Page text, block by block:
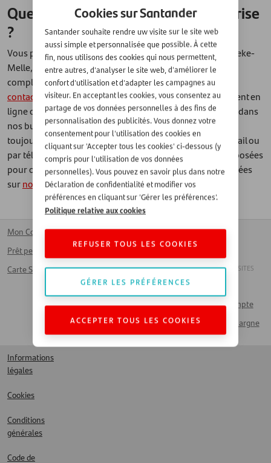
Quelle est l'adresse de votre entreprise
?
Vous pouvez trouver notre bureau en Belgique à Merelbeke-
Melle, au Guldensporenpark 81. Pour obtenir l'adresse
complète et l'itinéraire, veuillez consulternotre page de
contact
. Nous traitons toutes les demandes de financement en
ligne ou par téléphone. Vous ne pouvez pas vous rendre dans
nos bureaux pour obtenir un financement. Vous pouvez
toujours poser des questions sur le financement par e-mail ou
par téléphone ou consulter les questions fréquemment posées
pour obtenir une réponse. Vous trouverez nos coordonnées
surnotre page de contact.
Mon Compte
Prêt personnel
Carte Santander
Nos agences
Collaborer avec
Travailler chez
Santander
Contact
Homepage
Nederlands
ANDERE SANTANDER SITES
Sur Mon Compte
Produits d’épargne
Informations
légales
Cookies
Conditions
générales
Code de
Cookies sur Santander
Santander souhaite rendre uw visite sur le site web
aussi simple et personnalisée que possible. À cette
fin, nous utilisons des cookies qui nous permettent,
entre autres, d'analyser le site web, d'améliorer le
confort d'utilisation et d'adapter les campagnes au
visiteur. En acceptant les cookies, vous consentez au
partage de vos données personnelles à des fins de
personnalisation des publicités. Vous donnez votre
consentement pour l'utilisation des cookies en
cliquant sur 'Accepter tous les cookies' ci-dessous (y
compris pour l'utilisation de vos données
personnelles). Vous pouvez en savoir plus dans notre
Déclaration de confidentialité et modifier vos
préférences en cliquant sur 'Gérer les préférences'.
Politique relative aux cookies
REFUSER TOUS LES COOKIES
GÉRER LES PRÉFÉRENCES
ACCEPTER TOUS LES COOKIES